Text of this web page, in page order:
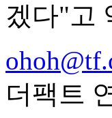
겠다"고
더팩트